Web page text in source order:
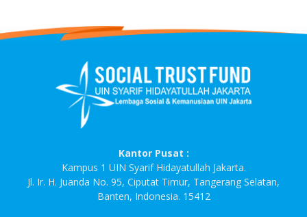
Kantor Pusat :
Kampus 1 UIN Syarif Hidayatullah Jakarta.
Jl. Ir. H. Juanda No. 95, Ciputat Timur, Tangerang Selatan,
Banten, Indonesia. 15412